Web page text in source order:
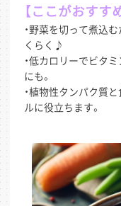
【ここがおすすめ
・野菜を切って煮込
くらく♪
・低カロリーでビタ
にも。
・植物性タンパク質
ルに役立ちます。